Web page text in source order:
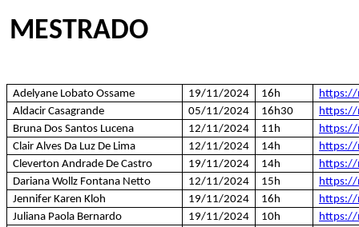
MESTRADO
Adelyane Lobato Ossame 19/11/2024 16h
https://
Aldacir Casagrande
05/11/2024 16h30
https://
Bruna Dos Santos Lucena
12/11/2024 11h
https://
Clair Alves Da Luz De Lima
12/11/2024 14h
https://
Cleverton Andrade De Castro
19/11/2024 14h
https://
Dariana Wollz Fontana Netto
12/11/2024 15h
https://
Jennifer Karen Kloh
19/11/2024 16h
https://
Juliana Paola Bernardo
19/11/2024 10h
https://